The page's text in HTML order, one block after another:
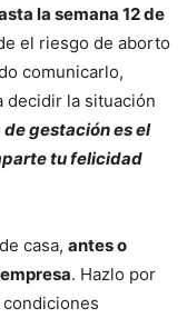
la semana 12 de
el riesgo de aborto
comunicarlo,
decidir la situación
gestación es el
tu felicidad
casa, antes o
. Hazlo por